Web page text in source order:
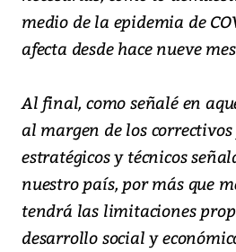
medio de la epidemia de
afecta desde hace nueve
Al final, como señalé en
al margen de los
estratégicos y técnicos
nuestro país, por más que
tendrá las limitaciones
desarrollo social y